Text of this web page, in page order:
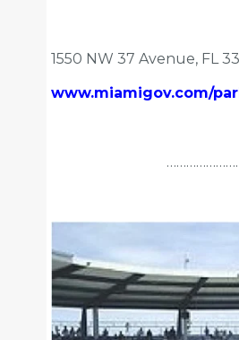
1550 NW 37 Avenue, FL
www.miamigov.com/